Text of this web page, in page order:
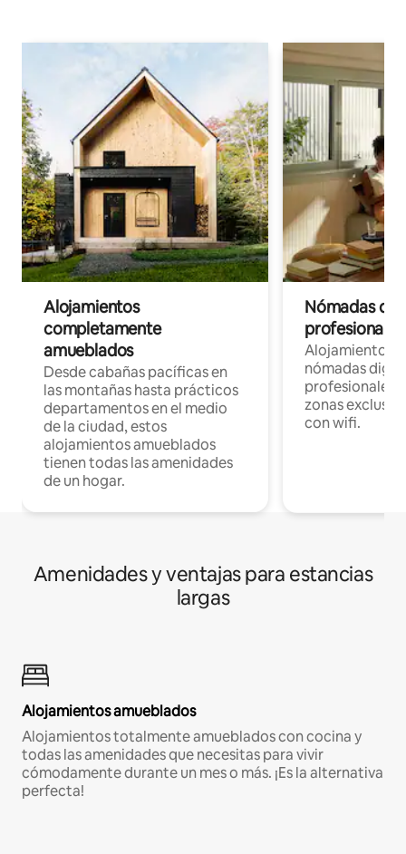
Alojamientos
completamente
amueblados
Desde cabañas pacíficas en
las montañas hasta prácticos
departamentos en el medio
de la ciudad, estos
alojamientos amueblados
tienen todas las amenidades
de un hogar.
Nómadas
Alojamientos
nómadas
profesionales
zonas
con wifi.
Amenidades y ventajas para estancias
largas
Alojamientos amueblados
Alojamientos totalmente amueblados con cocina y
todas las amenidades que necesitas para vivir
cómodamente durante un mes o más. ¡Es la alternativa
perfecta!